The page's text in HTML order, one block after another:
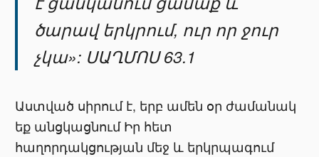
ծարավ երկրում, ուր որ ջուր
չկա»: ՍԱՂՄՈՍ 63.1
Աստված սիրում է, երբ ամեն օր ժամանակ
եք անցկացնում Իր հետ
հաղորդակցության մեջ և երկրպագում